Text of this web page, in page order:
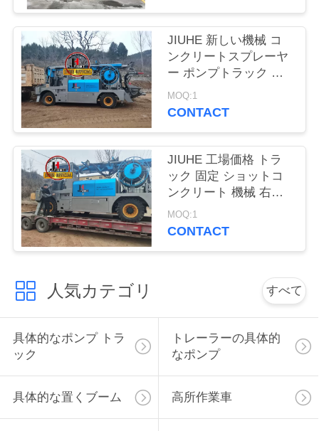
品
接
引
を
要
求
し
JIUHE 新しい機械 コ
ンクリートスプレーヤ
ー ポンプトラック 湿
ったコンクリート ショ
ットコンクリート
MOQ:1
CONTACT
JIUHE 工場価格 トラ
ック 固定 ショットコ
ンクリート 機械 右駆
動線 コンクリートポン
プ トラック 固定 濡れ
MOQ:1
CONTACT
人気カテゴリ すべて
具体的なポンプ トラ
ック
トレーラーの具体的
なポンプ
具体的な置くブーム 高所作業車